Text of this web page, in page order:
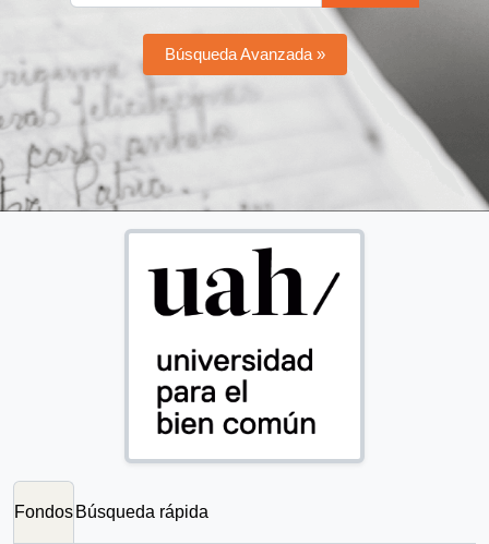
Búsqueda Avanzada »
Fondos Búsqueda rápida